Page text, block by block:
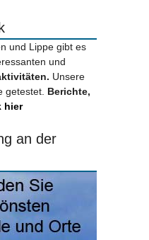
und Lippe gibt es
und
Unsere
getestet. Berichte,
hier
an der